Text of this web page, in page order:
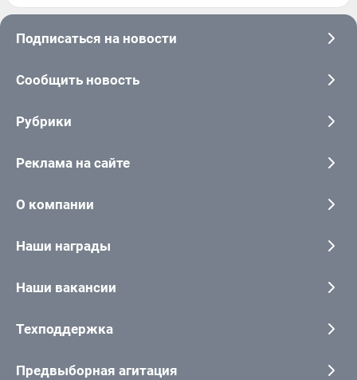
Подписаться на новости
Сообщить новость
Рубрики
Реклама на сайте
О компании
Наши награды
Наши вакансии
Техподдержка
Предвыборная агитация